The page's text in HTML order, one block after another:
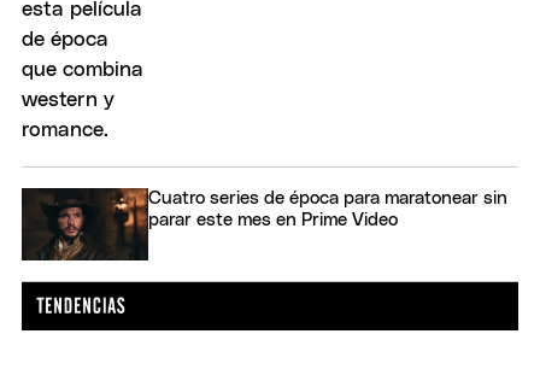
Cuatro series de época para maratonear sin
parar este mes en Prime Video